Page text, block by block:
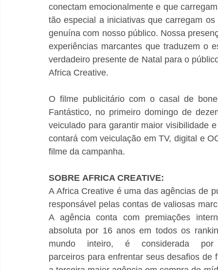
conectam emocionalmente e que
tão especial a iniciativas que carregam
genuína com nosso público. Nossa
experiências marcantes que traduzem o
verdadeiro presente de Natal para o
Africa Creative.
O filme publicitário com o casal de
Fantástico, no primeiro domingo de
veiculado para garantir maior visibilidade
contará com veiculação em TV, digital e
filme da campanha.
SOBRE AFRICA CREATIVE:
A Africa Creative é uma das agências de
responsável pelas contas de valiosas
A agência conta com premiações
absoluta por 16 anos em todos os
mundo inteiro, é considerada
parceiros para enfrentar seus desafios